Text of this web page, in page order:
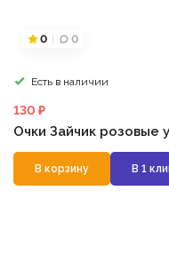
0 0
Есть в наличии
130 ₽
Очки Зайчик розовые
В корзину В 1